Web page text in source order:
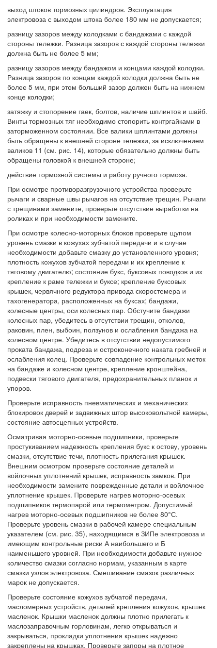
выход штоков тормозных цилиндров. Эксплуатация
электровоза с выходом штока более 180 мм не допускается;
разницу зазоров между колодками с бандажами с каждой
стороны тележки. Разница зазоров с каждой стороны тележки
должна быть не более 5 мм;
разницу зазоров между бандажом и концами каждой колодки.
Разница зазоров по концам каждой колодки должна быть не
более 5 мм, при этом больший зазор должен быть на нижнем
конце колодки;
затяжку и стопорение гаек, болтов, наличие шплинтов и шайб.
Винты тормозных тяг необходимо стопорить контргайками в
заторможенном состоянии. Все валики шплинтами должны
быть обращены к внешней стороне тележки, за исключением
валиков 11 (см. рис. 14), которые обязательно должны быть
обращены головкой к внешней стороне;
действие тормозной системы и работу ручного тормоза.
При осмотре противоразгрузочного устройства проверьте
рычаги и сварные швы рычагов на отсутствие трещин. Рычаги
с трещинами замените, проверьте отсутствие выработки на
роликах и при необходимости замените.
При осмотре колесно-моторных блоков проверьте щупом
уровень смазки в кожухах зубчатой передачи и в случае
необходимости добавьте смазку до установленного уровня;
плотность кожухов зубчатой передачи и их крепление к
тяговому двигателю; состояние букс, буксовых поводков и их
крепление к раме тележки и буксе; крепление буксовых
крышек, червячного редуктора привода скоростемера и
тахогенератора, расположенных на буксах; бандажи,
колесные центры, оси колесных пар. Обстучите бандажи
колесных пар, убедитесь в отсутствии трещин, отколов,
раковин, плен, выбоин, ползунов и ослабления бандажа на
колесном центре. Убедитесь в отсутствии недопустимого
проката бандажа, подреза и остроконечного наката гребней и
ослабления колец. Проверьте совпадение контрольных меток
на бандаже и колесном центре, крепление кронштейна,
подвески тягового двигателя, предохранительных планок и
упоров.
Проверьте исправность пневматических и механических
блокировок дверей и задвижных штор высоковольтной камеры,
состояние автосцепных устройств.
Осматривая моторно-осевые подшипники, проверьте
простукиванием надежность крепления букс к остову, уровень
смазки, отсутствие течи, плотность прилегания крышек.
Внешним осмотром проверьте состояние деталей и
войлочных уплотнений крышек, исправность замков. При
необходимости замените поврежденные детали и войлочное
уплотнение крышек. Проверьте нагрев моторно-осевых
подшипников термопарой или термометром. Допустимый
нагрев моторно-осевых подшипников не более 80°С.
Проверьте уровень смазки в рабочей камере специальным
указателем (см. рис. 35), находящимся в ЗИПе электровоза и
имеющим контрольные риски А наибольшего и Б
наименьшего уровней. При необходимости добавьте нужное
количество смазки согласно нормам, указанным в карте
смазки узлов электровоза. Смешивание смазок различных
марок не допускается.
Проверьте состояние кожухов зубчатой передачи,
масломерных устройств, деталей крепления кожухов, крышек
масленок. Крышки масленок должны плотно прилегать к
маслозаправочным горловинам, легко открываться и
закрываться, прокладки уплотнения крышек надежно
закреплены на крышках. Проверьте запоры на плотное